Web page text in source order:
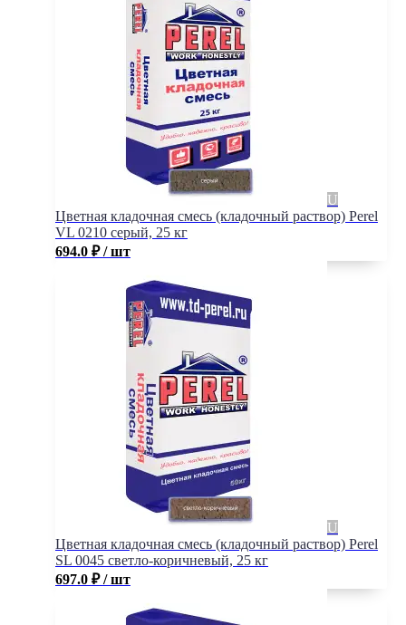
Цветная кладочная смесь (кладочный раствор) Perel
VL 0210 серый, 25 кг
694.0 ₽ / шт
Цветная кладочная смесь (кладочный раствор) Perel
SL 0045 светло-коричневый, 25 кг
697.0 ₽ / шт